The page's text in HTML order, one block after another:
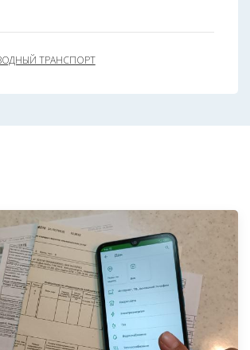
ТРАНСПОРТ